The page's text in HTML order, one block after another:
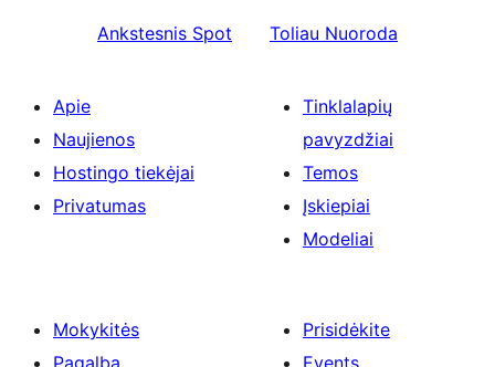
Ankstesnis Spot Toliau Nuoroda
Apie
Naujienos
Hostingo tiekėjai
Privatumas
Tinklalapių
pavyzdžiai
Temos
Įskiepiai
Modeliai
Mokykitės
Pagalba
Prisidėkite
Events